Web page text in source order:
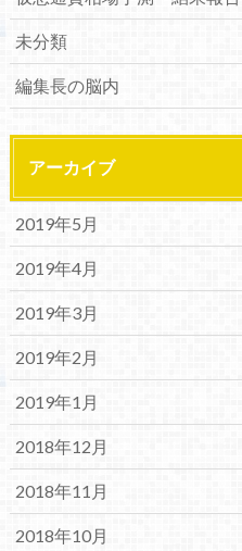
未分類
編集長の脳内
アーカイブ
2019年5月
2019年4月
2019年3月
2019年2月
2019年1月
2018年12月
2018年11月
2018年10月